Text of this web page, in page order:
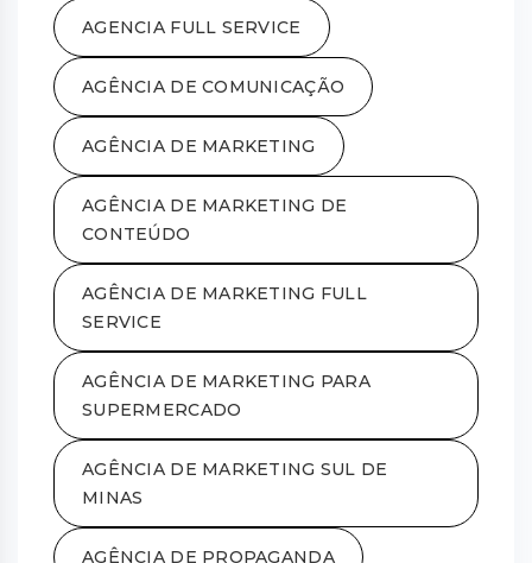
AGENCIA FULL SERVICE
AGÊNCIA DE COMUNICAÇÃO
AGÊNCIA DE MARKETING
AGÊNCIA DE MARKETING DE
CONTEÚDO
AGÊNCIA DE MARKETING FULL
SERVICE
AGÊNCIA DE MARKETING PARA
SUPERMERCADO
AGÊNCIA DE MARKETING SUL DE
MINAS
AGÊNCIA DE PROPAGANDA